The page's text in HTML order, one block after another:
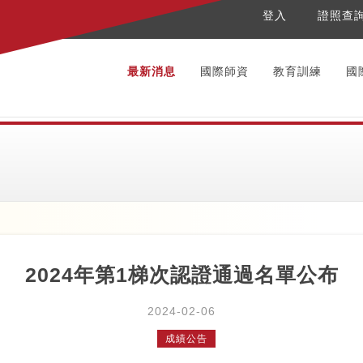
登入 證照查
最新消息 國際師資 教育訓練 國
2024年第1梯次認證通過名單公布
2024-02-06
成績公告